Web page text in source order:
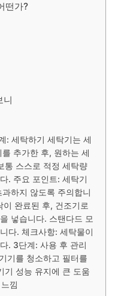
떤가?
니
: 세탁하기 세탁기는 세
추가한 후, 원하는 세
통 스스로 적정 세탁량
. 주요 포인트: 세탁기
하지 않도록 주의합니
완료된 후, 건조기로
넣습니다. 스탠다드 모
다. 체크사항: 세탁물이
. 3단계: 사용 후 관리
기를 청소하고 필터를
기 성능 유지에 큰 도움
낌